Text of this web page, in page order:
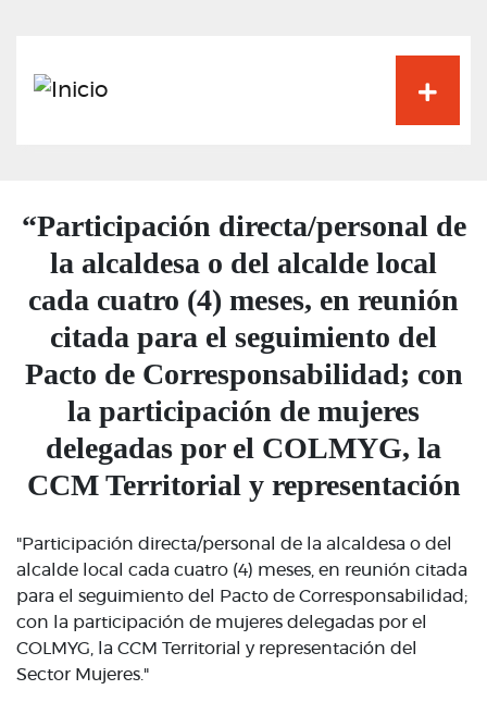
“Participación directa/personal de
la alcaldesa o del alcalde local
cada cuatro (4) meses, en reunión
citada para el seguimiento del
Pacto de Corresponsabilidad; con
la participación de mujeres
delegadas por el COLMYG, la
CCM Territorial y representación
"Participación directa/personal de la alcaldesa o del
alcalde local cada cuatro (4) meses, en reunión citada
para el seguimiento del Pacto de Corresponsabilidad;
con la participación de mujeres delegadas por el
COLMYG, la CCM Territorial y representación del
Sector Mujeres."